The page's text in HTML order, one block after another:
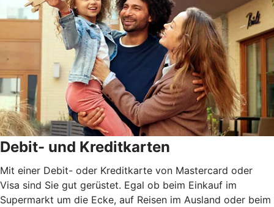
Debit- und Kreditkarten
Mit einer Debit- oder Kreditkarte von Mastercard oder
Visa sind Sie gut gerüstet. Egal ob beim Einkauf im
Supermarkt um die Ecke, auf Reisen im Ausland oder beim